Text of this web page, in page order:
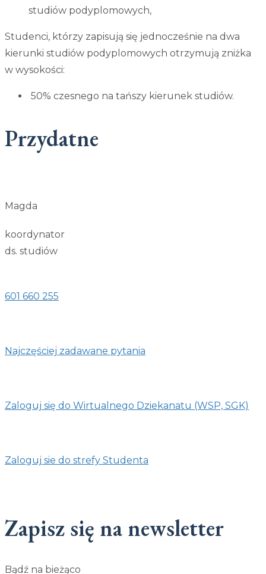
studiów podyplomowych,
Studenci, którzy zapisują się jednocześnie na dwa
kierunki studiów podyplomowych otrzymują zniżka
w wysokości:
50% czesnego na tańszy kierunek studiów.
Przydatne
Magda
koordynator
ds. studiów
601 660 255
Najczęściej zadawane pytania
Zaloguj się do Wirtualnego Dziekanatu (WSP, SGK)
Zaloguj sie do strefy Studenta
Zapisz się na newsletter
Bądź na bieżąco